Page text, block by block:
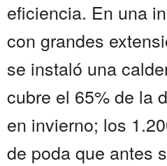
eficiencia. En una
con grandes
se instaló una
cubre el 65% de la
en invierno; los
de poda que antes